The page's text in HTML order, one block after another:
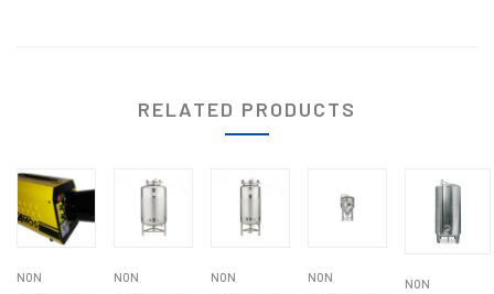
RELATED PRODUCTS
NON
NON
NON
NON
NON